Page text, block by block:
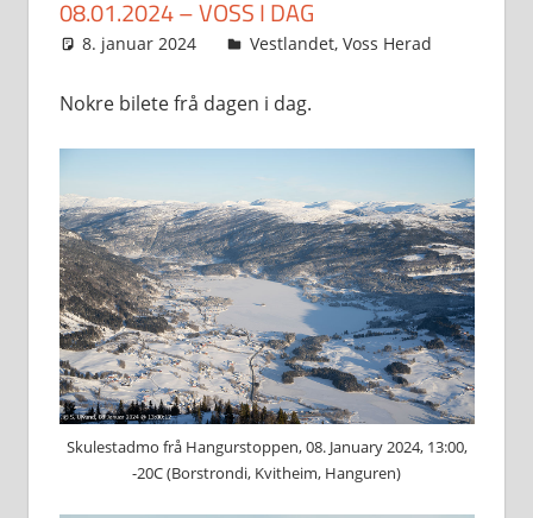
08.01.2024 – VOSS I DAG
8. januar 2024 Svein
Vestlandet, Voss Herad
Nokre bilete frå dagen i dag.
Skulestadmo frå Hangurstoppen, 08. January 2024, 13:00,
-20C (Borstrondi, Kvitheim, Hanguren)